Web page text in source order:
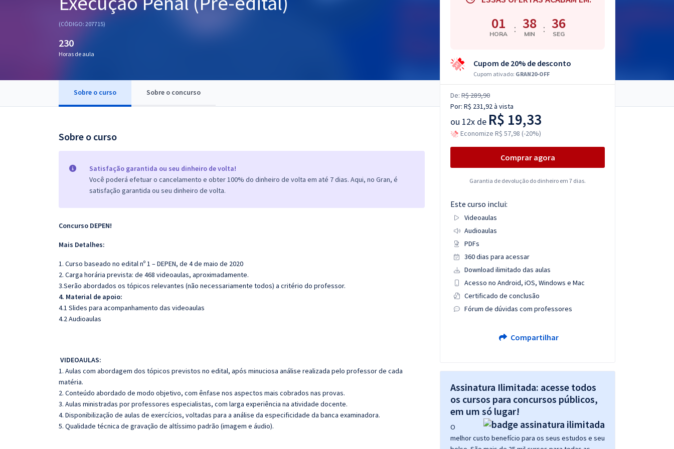
Questões grátis
(CÓDIGO: 207715)
230
Horas de aula
Sobre o curso Sobre o concurso
Sobre o curso
Satisfação garantida ou seu dinheiro de volta!
Você poderá efetuar o cancelamento e obter 100% do dinheiro de volta em até 7 dias. Aqui, no Gran, é
satisfação garantida ou seu dinheiro de volta.
Concurso DEPEN!
Mais Detalhes:
1. Curso baseado no edital nº 1 – DEPEN, de 4 de maio de 2020
2. Carga horária prevista: de 468 videoaulas, aproximadamente.
3.Serão abordados os tópicos relevantes (não necessariamente todos) a critério do professor.
4. Material de apoio:
4.1 Slides para acompanhamento das videoaulas
4.2 Audioaulas
VIDEOAULAS:
1. Aulas com abordagem dos tópicos previstos no edital, após minuciosa análise realizada pelo professor de cada
matéria.
2. Conteúdo abordado de modo objetivo, com ênfase nos aspectos mais cobrados nas provas.
3. Aulas ministradas por professores especialistas, com larga experiência na atividade docente.
4. Disponibilização de aulas de exercícios, voltadas para a análise da especificidade da banca examinadora.
5. Qualidade técnica de gravação de altíssimo padrão (imagem e áudio).
01
HORA : 38
MIN : 35
SEG
Cupom de 20% de desconto
Cupom ativado: GRAN20-OFF
De: R$ 289,90
Por: R$ 231,92à vista
ou 12x de R$ 19,33
Economize R$ 57,98 (-20%)
Comprar agora
Garantia de devolução do dinheiro em 7 dias.
Este curso inclui:
Videoaulas
Audioaulas
PDFs
360 dias para acessar
Download ilimitado das aulas
Acesso no Android, iOS, Windows e Mac
Certificado de conclusão
Fórum de dúvidas com professores
Compartilhar
Assinatura Ilimitada: acesse todos
os cursos para concursos públicos,
em um só lugar!
O
melhor custo benefício para os seus estudos e seu